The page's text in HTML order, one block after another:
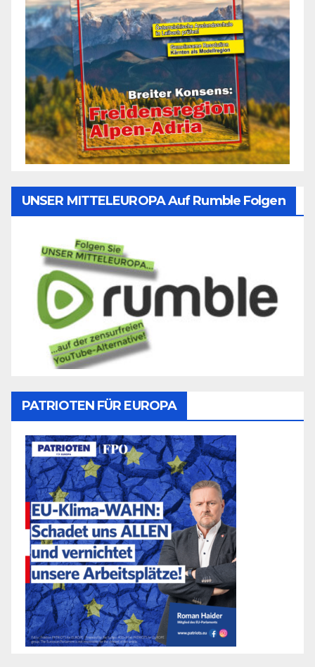
UNSER MITTELEUROPA Auf Rumble Folgen
PATRIOTEN FÜR EUROPA